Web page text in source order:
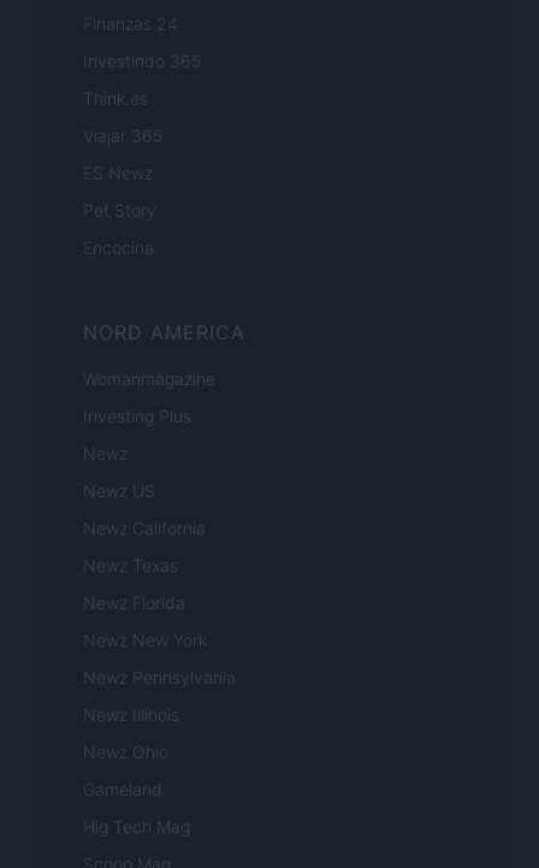
Finanzas 24
Investindo 365
Think.es
Viajar 365
ES Newz
Pet Story
Encocina
NORD AMERICA
Womanmagazine
Investing Plus
Newz
Newz US
Newz California
Newz Texas
Newz Florida
Newz New York
Newz Pennsylvania
Newz Illinois
Newz Ohio
Gameland
Hig Tech Mag